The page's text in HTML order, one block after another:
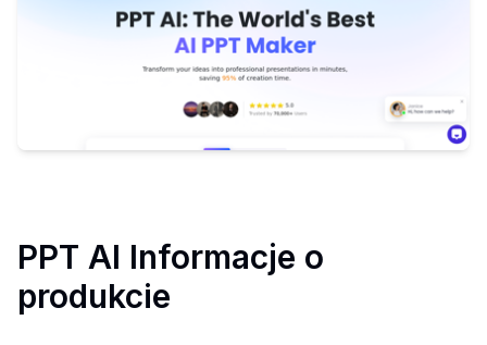
PPT AI Informacje o
produkcie